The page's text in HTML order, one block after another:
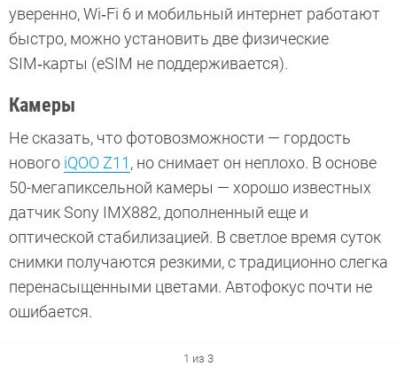
уверенно, Wi‑Fi 6 и мобильный интернет работают
быстро, можно установить две физические
SIM‑карты (eSIM не поддерживается).
Камеры
Не сказать, что фотовозможности — гордость
нового iQOO Z11, но снимает он неплохо. В основе
50-мегапиксельной камеры — хорошо известных
датчик Sony IMX882, дополненный еще и
оптической стабилизацией. В светлое время суток
снимки получаются резкими, с традиционно слегка
перенасыщенными цветами. Автофокус почти не
ошибается.
1 из 3